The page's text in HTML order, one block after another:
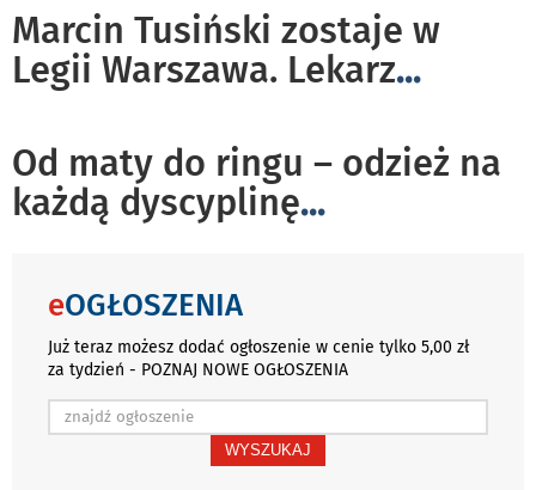
Marcin Tusiński zostaje w
Legii Warszawa. Lekarz...
Od maty do ringu – odzież na
każdą dyscyplinę...
eOGŁOSZENIA
Już teraz możesz dodać ogłoszenie w cenie tylko 5,00 zł
za tydzień - POZNAJ NOWE OGŁOSZENIA
WYSZUKAJ